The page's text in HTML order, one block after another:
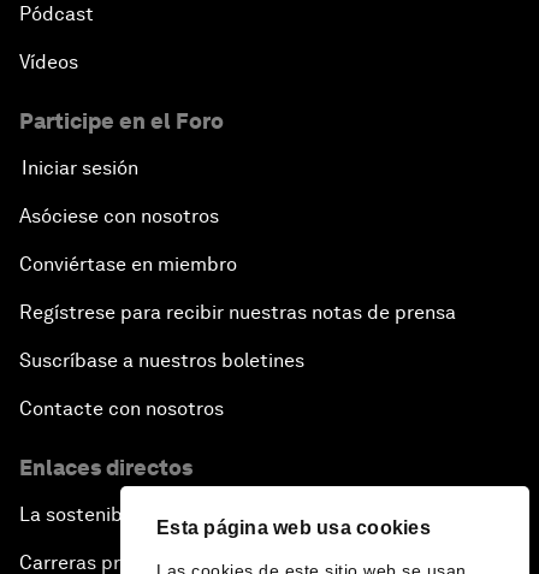
Esta página web usa cookies
Pódcast
Vídeos
Participe en el Foro
Iniciar sesión
Asóciese con nosotros
Conviértase en miembro
Regístrese para recibir nuestras notas de prensa
Suscríbase a nuestros boletines
Contacte con nosotros
Enlaces directos
La sostenibilidad en el Foro
Carreras profesionales